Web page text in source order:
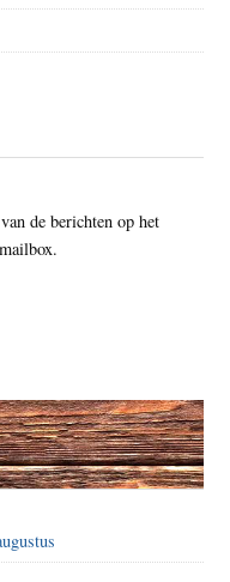
de berichten op het